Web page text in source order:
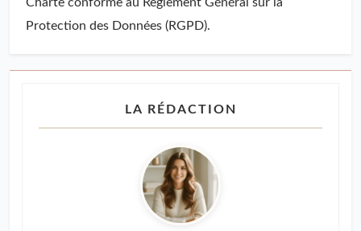
Charte conforme au Règlement Général sur la
Protection des Données (RGPD).
LA RÉDACTION